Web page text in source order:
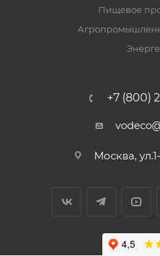
Пищевое
+7 (800)
Москва,